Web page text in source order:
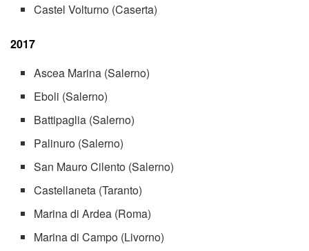
Castel Volturno (Caserta)
2017
Ascea Marina (Salerno)
Eboli (Salerno)
Battipaglia (Salerno)
Palinuro (Salerno)
San Mauro Cilento (Salerno)
Castellaneta (Taranto)
Marina di Ardea (Roma)
Marina di Campo (Livorno)